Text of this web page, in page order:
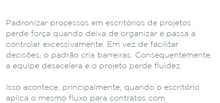
Padronizar processos em escritórios de projetos
perde força quando deixa de organizar e passa a
controlar excessivamente. Em vez de facilitar
decisões, o padrão cria barreiras. Consequentemente,
a equipe desacelera e o projeto perde fluidez.
Isso acontece, principalmente, quando o escritório
aplica o mesmo fluxo para contratos com